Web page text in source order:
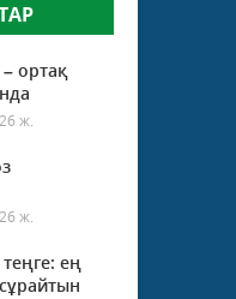
ортақ
ж.
ж.
ең